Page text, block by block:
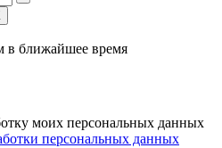
в ближайшее время
моих персональных данных
персональных данных